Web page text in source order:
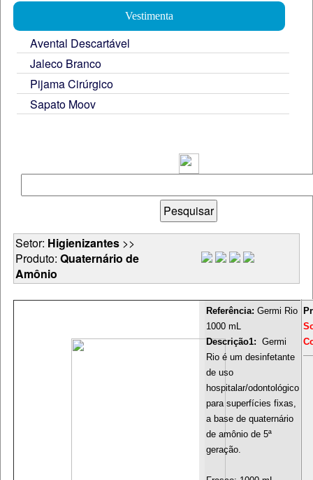
Vestimenta
Avental Descartável
Jaleco Branco
Pijama Cirúrgico
Sapato Moov
Setor: Higienizantes>>
Produto: Quaternário de
Amônio
Referência: Germi Rio
1000 mL
Descrição1: Germi
Rio é um desinfetante
de uso
hospitalar/odontológico
para superfícies fixas,
a base de quaternário
de amônio de 5ª
geração.